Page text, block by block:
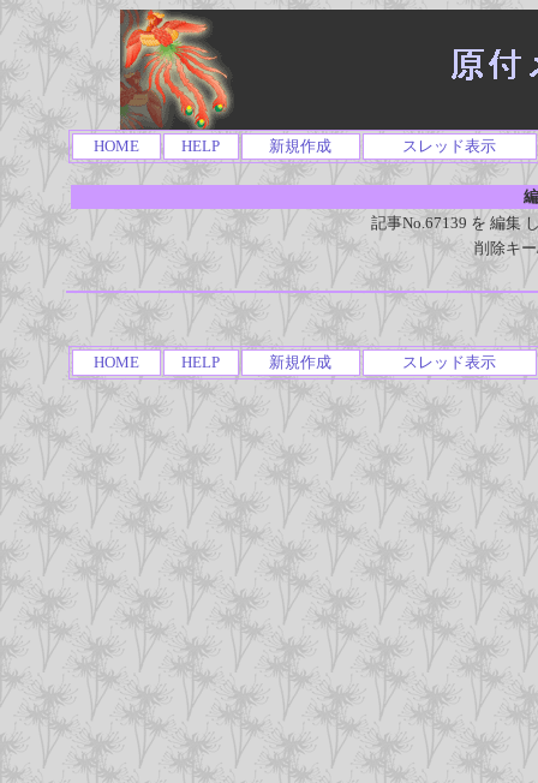
HOME HELP 新規作成 スレッド表示
記事No.67139 を 編集
削除キ
HOME HELP 新規作成 スレッド表示